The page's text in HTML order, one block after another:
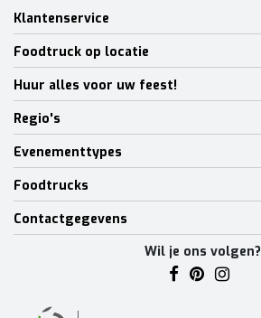
Klantenservice
Foodtruck op locatie
Huur alles voor uw feest!
Regio's
Evenementtypes
Foodtrucks
Contactgegevens
Wil je ons volgen?